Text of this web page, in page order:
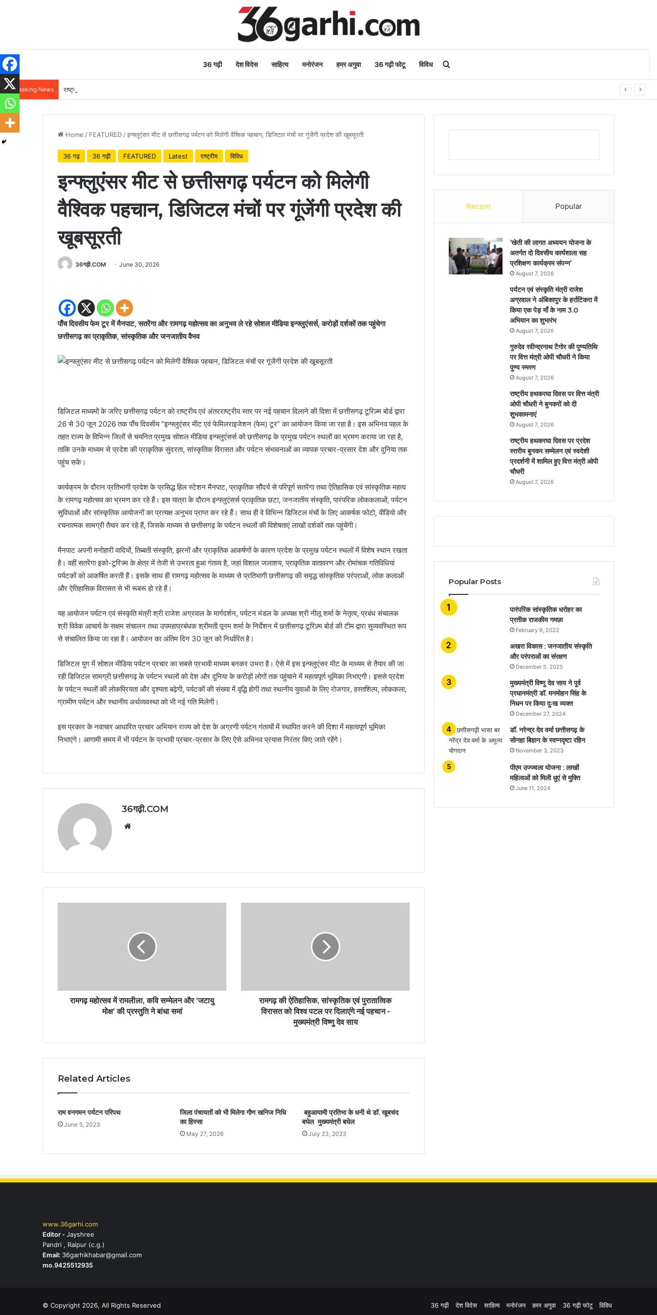
36 गढ़ी देश विदेस साहित्य मनोरंजन हमर अगुवा 36 गढ़ी फोटू विविध
Breaking News राष्ट्रीय हथकरघा दिवस पर वित्त मंत्री ओपी चौधरी ने बुनकरों को दी शुभकामनाएं
Home / FEATURED /इन्फ्लुएंसर मीट से छत्तीसगढ़ पर्यटन को मिलेगी वैश्विक पहचान, डिजिटल मंचों पर गूंजेंगी प्रदेश की खूबसूरती
36 गढ़ 36 गढ़ी FEATURED Latest राष्ट्रीय विविध
इन्फ्लुएंसर मीट से छत्तीसगढ़ पर्यटन को मिलेगी
वैश्विक पहचान, डिजिटल मंचों पर गूंजेंगी प्रदेश की
खूबसूरती
36गढ़ी.COM June 30, 2026
पाँच दिवसीय फेम टूर में मैनपाट, सतरेंगा और रामगढ़ महोत्सव का अनुभव ले रहे सोशल मीडिया इन्फ्लुएंसर्स, करोड़ों दर्शकों तक पहुंचेगा
छत्तीसगढ़ का प्राकृतिक, सांस्कृतिक और जनजातीय वैभव
डिजिटल माध्यमों के जरिए छत्तीसगढ़ पर्यटन को राष्ट्रीय एवं अंतरराष्ट्रीय स्तर पर नई पहचान दिलाने की दिशा में छत्तीसगढ़ टूरिज़्म बोर्ड द्वारा
26 से 30 जून 2026 तक पाँच दिवसीय “इन्फ्लुएंसर मीट एवं फेमिलराइजेशन (फेम) टूर” का आयोजन किया जा रहा है। इस अभिनव पहल के
तहत राज्य के विभिन्न जिलों से चयनित प्रमुख सोशल मीडिया इन्फ्लुएंसर्स को छत्तीसगढ़ के प्रमुख पर्यटन स्थलों का भ्रमण कराया जा रहा है,
ताकि उनके माध्यम से प्रदेश की प्राकृतिक सुंदरता, सांस्कृतिक विरासत और पर्यटन संभावनाओं का व्यापक प्रचार-प्रसार देश और दुनिया तक
पहुंच सके।
कार्यक्रम के दौरान प्रतिभागी प्रदेश के प्रसिद्ध हिल स्टेशन मैनपाट, प्राकृतिक सौंदर्य से परिपूर्ण सतरेंगा तथा ऐतिहासिक एवं सांस्कृतिक महत्व
के रामगढ़ महोत्सव का भ्रमण कर रहे हैं। इस यात्रा के दौरान इन्फ्लुएंसर्स प्राकृतिक छटा, जनजातीय संस्कृति, पारंपरिक लोककलाओं, पर्यटन
सुविधाओं और सांस्कृतिक आयोजनों का प्रत्यक्ष अनुभव प्राप्त कर रहे हैं। साथ ही वे विभिन्न डिजिटल मंचों के लिए आकर्षक फोटो, वीडियो और
रचनात्मक सामग्री तैयार कर रहे हैं, जिसके माध्यम से छत्तीसगढ़ के पर्यटन स्थलों की विशेषताएं लाखों दर्शकों तक पहुंचेंगी।
मैनपाट अपनी मनोहारी वादियों, तिब्बती संस्कृति, झरनों और प्राकृतिक आकर्षणों के कारण प्रदेश के प्रमुख पर्यटन स्थलों में विशेष स्थान रखता
है। वहीं सतरेंगा इको-टूरिज्म के क्षेत्र में तेजी से उभरता हुआ गंतव्य है, जहां विशाल जलाशय, प्राकृतिक वातावरण और रोमांचक गतिविधियां
पर्यटकों को आकर्षित करती हैं। इसके साथ ही रामगढ़ महोत्सव के माध्यम से प्रतिभागी छत्तीसगढ़ की समृद्ध सांस्कृतिक परंपराओं, लोक कलाओं
और ऐतिहासिक विरासत से भी रूबरू हो रहे हैं।
यह आयोजन पर्यटन एवं संस्कृति मंत्री श्री राजेश अग्रवाल के मार्गदर्शन, पर्यटन मंडल के अध्यक्ष श्री नीलू शर्मा के नेतृत्व, प्रबंध संचालक
श्री विवेक आचार्य के सक्षम संचालन तथा उपमहाप्रबंधक श्रीमती पूनम शर्मा के निर्देशन में छत्तीसगढ़ टूरिज़्म बोर्ड की टीम द्वारा सुव्यवस्थित रूप
से संचालित किया जा रहा है। आयोजन का अंतिम दिन 30 जून को निर्धारित है।
डिजिटल युग में सोशल मीडिया पर्यटन प्रचार का सबसे प्रभावी माध्यम बनकर उभरा है। ऐसे में इस इन्फ्लुएंसर मीट के माध्यम से तैयार की जा
रही डिजिटल सामग्री छत्तीसगढ़ के पर्यटन स्थलों को देश और दुनिया के करोड़ों लोगों तक पहुंचाने में महत्वपूर्ण भूमिका निभाएगी। इससे प्रदेश
के पर्यटन स्थलों की लोकप्रियता और दृश्यता बढ़ेगी, पर्यटकों की संख्या में वृद्धि होगी तथा स्थानीय युवाओं के लिए रोजगार, हस्तशिल्प, लोककला,
ग्रामीण पर्यटन और स्थानीय अर्थव्यवस्था को भी नई गति मिलेगी।
इस प्रकार के नवाचार आधारित प्रचार अभियान राज्य को देश के अग्रणी पर्यटन गंतव्यों में स्थापित करने की दिशा में महत्वपूर्ण भूमिका
निभाएंगे। आगामी समय में भी पर्यटन के प्रभावी प्रचार-प्रसार के लिए ऐसे अभिनव प्रयास निरंतर किए जाते रहेंगे।
36गढ़ी.COM
रामगढ़ महोत्सव में रामलीला, कवि सम्मेलन और ’जटायु
मोक्ष’ की प्रस्तुति ने बांधा समां
रामगढ़ की ऐतिहासिक, सांस्कृतिक एवं पुरातात्विक
विरासत को विश्व पटल पर दिलाएंगे नई पहचान -
मुख्यमंत्री विष्णु देव साय
Related Articles
राम वनगमन पर्यटन परिपथ
June 5, 2023
जिला पंचायतों को भी मिलेगा गौण खनिज निधि
का हिस्सा
May 27, 2026
बहुआयामी प्रतिभा के धनी थे डॉ. खूबचंद
बघेल मुख्यमंत्री बघेल
July 23, 2023
Recent Popular
’खेती की लागत अध्ययन योजना के
अतर्गत दो दिवसीय कार्यशाला सह
प्रशिक्षण कार्यक्रम संपन्न’
August 7, 2026
पर्यटन एवं संस्कृति मंत्री राजेश
अग्रवाल ने अंबिकापुर के हर्राटिकरा में
किया एक पेड़ माँ के नाम 3.0
अभियान का शुभारंभ
August 7, 2026
गुरुदेव रवीन्द्रनाथ टैगोर की पुण्यतिथि
पर वित्त मंत्री ओपी चौधरी ने किया
पुण्य स्मरण
August 7, 2026
राष्ट्रीय हथकरघा दिवस पर वित्त मंत्री
ओपी चौधरी ने बुनकरों को दी
शुभकामनाएं
August 7, 2026
राष्ट्रीय हथकरघा दिवस पर प्रदेश
स्तरीय बुनकर सम्मेलन एवं स्वदेशी
प्रदर्शनी में शामिल हुए वित्त मंत्री ओपी
चौधरी
August 7, 2026
Popular Posts
​​​​​​​पारंपरिक सांस्कृतिक धरोहर का
प्रतीक राजकीय गमछा
February 9, 2022
अखरा विकास : जनजातीय संस्कृति
और परंपराओं का संरक्षण
December 5, 2025
मुख्यमंत्री विष्णु देव साय ने पूर्व
प्रधानमंत्री डॉ. मनमोहन सिंह के
निधन पर किया दुःख व्यक्त
December 27, 2024
डॉ. नरेन्द्र देव वर्मा छत्तीसगढ़ के
सोनहा बिहान के स्वप्नदृष्टा रहिन
November 3, 2023
पीएम उज्ज्वला योजना : लाखों
महिलाओं को मिली धुएं से मुक्ति
June 11, 2024
www.36garhi.com
Editor -Jayshree
Pandri , Raipur (c.g.)
Email: 36garhikhabar@gmail.com
mo.9425512935
© Copyright 2026, All Rights Reserved 36 गढ़ी देश विदेस साहित्य मनोरंजन हमर अगुवा 36 गढ़ी फोटू विविध